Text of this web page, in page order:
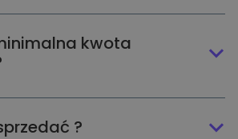
kwota
?